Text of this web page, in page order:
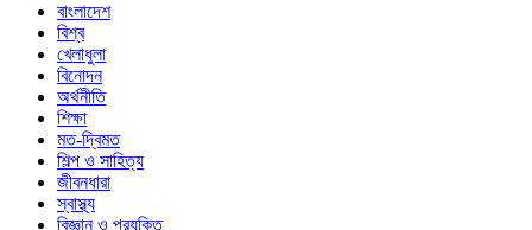
বাংলাদেশ
বিশ্ব
খেলাধুলা
বিনোদন
অর্থনীতি
শিক্ষা
মত-দ্বিমত
শিল্প ও সাহিত্য
জীবনধারা
স্বাস্থ্য
বিজ্ঞান ও প্রযুক্তি